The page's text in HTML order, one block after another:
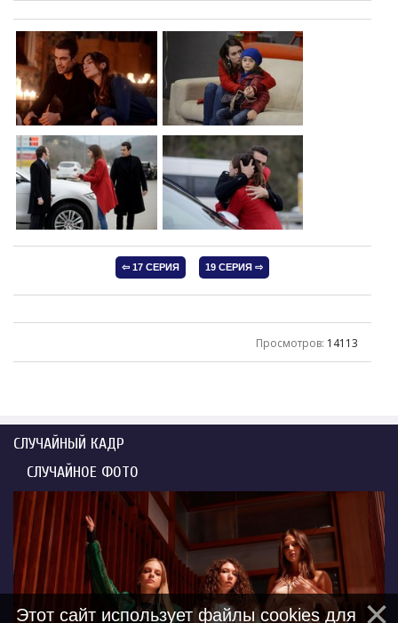
Просмотров: 14113
СЛУЧАЙНЫЙ КАДР
СЛУЧАЙНОЕ ФОТО
Этот сайт использует файлы cookies для